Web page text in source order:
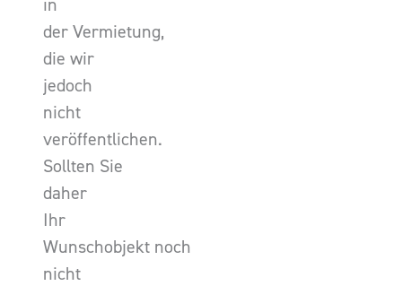
in
der Vermietung,
die wir
jedoch
nicht
veröffentlichen.
Sollten Sie
daher
Ihr
Wunschobjekt noch
nicht